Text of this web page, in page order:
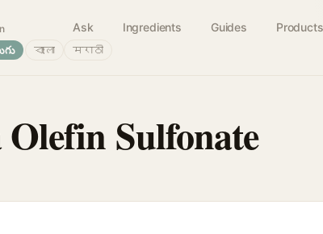
Ask Ingredients Guides Products
বাংলা मराठी
Sulfonate